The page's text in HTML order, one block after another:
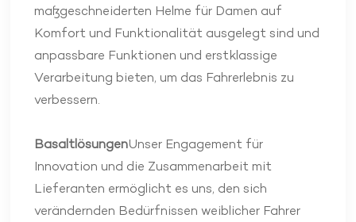
maßgeschneiderten Helme für Damen auf
Komfort und Funktionalität ausgelegt sind und
anpassbare Funktionen und erstklassige
Verarbeitung bieten, um das Fahrerlebnis zu
verbessern.
BasaltlösungenUnser Engagement für
Innovation und die Zusammenarbeit mit
Lieferanten ermöglicht es uns, den sich
verändernden Bedürfnissen weiblicher Fahrer